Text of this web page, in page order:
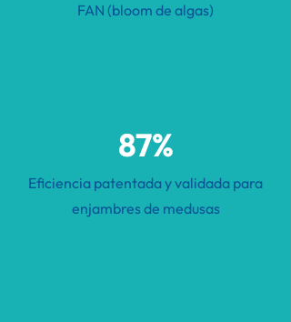
FAN (bloom de algas)
87%
Eficiencia patentada y validada para
enjambres de medusas